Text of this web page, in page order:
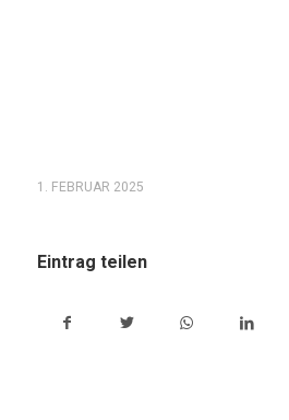
1. FEBRUAR 2025
Eintrag teilen